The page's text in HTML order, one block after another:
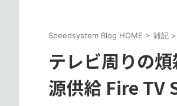
Speedsystem Blog HOME > 雑記 >
テレビ周りの
源供給 Fire